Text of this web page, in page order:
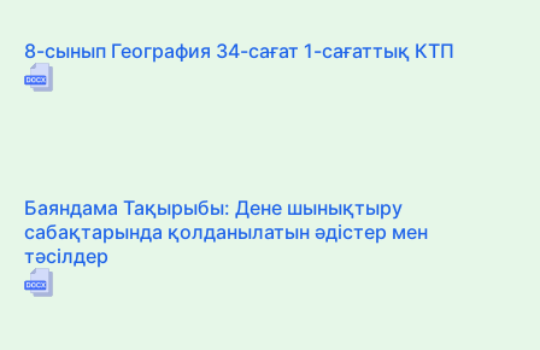
8-сынып География 34-сағат 1-сағаттық КТП
Баяндама Тақырыбы: Дене шынықтыру
сабақтарында қолданылатын әдістер мен
тәсілдер